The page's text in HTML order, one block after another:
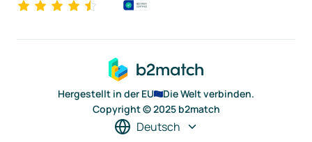
Hergestellt in der EU
Die Welt verbinden.
Copyright © 2025 b2match
Deutsch